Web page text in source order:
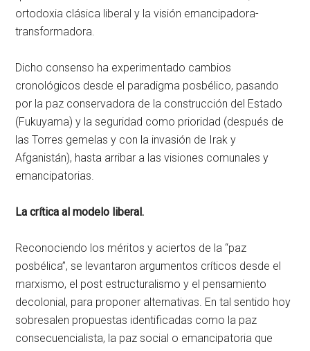
ortodoxia clásica liberal y la visión emancipadora-
transformadora.
Dicho consenso ha experimentado cambios
cronológicos desde el paradigma posbélico, pasando
por la paz conservadora de la construcción del Estado
(Fukuyama) y la seguridad como prioridad (después de
las Torres gemelas y con la invasión de Irak y
Afganistán), hasta arribar a las visiones comunales y
emancipatorias.
La crítica al modelo liberal.
Reconociendo los méritos y aciertos de la “paz
posbélica”, se levantaron argumentos críticos desde el
marxismo, el post estructuralismo y el pensamiento
decolonial, para proponer alternativas. En tal sentido hoy
sobresalen propuestas identificadas como la paz
consecuencialista, la paz social o emancipatoria que